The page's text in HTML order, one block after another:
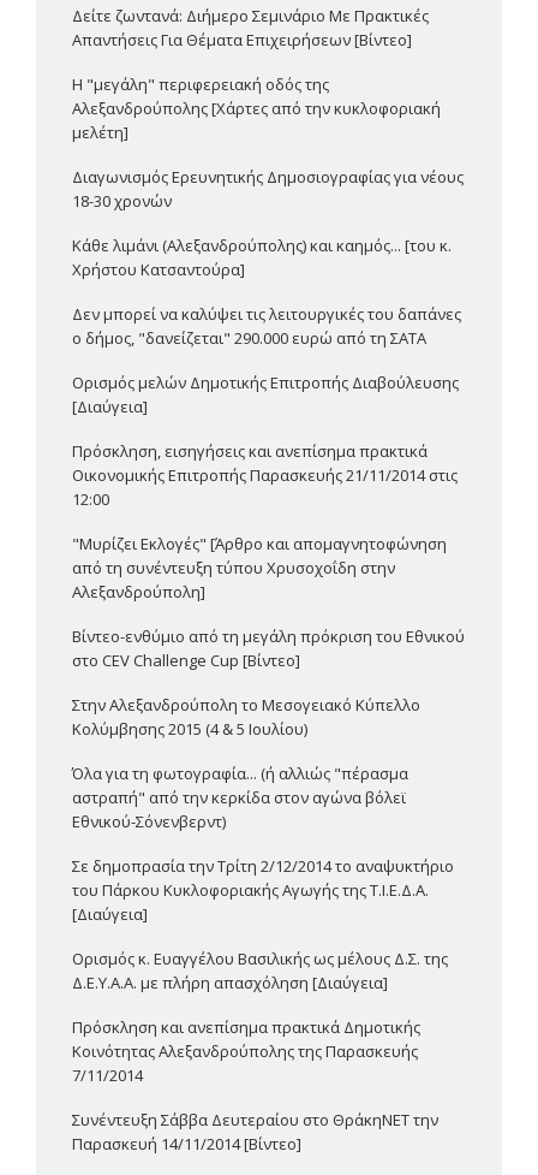
Δείτε ζωντανά: Διήμερο Σεμινάριο Με Πρακτικές
Απαντήσεις Για Θέματα Επιχειρήσεων [Βίντεο]
Η "μεγάλη" περιφερειακή οδός της
Αλεξανδρούπολης [Χάρτες από την κυκλοφοριακή
μελέτη]
Διαγωνισμός Ερευνητικής Δημοσιογραφίας για νέους
18-30 χρονών
Κάθε λιμάνι (Αλεξανδρούπολης) και καημός... [του κ.
Χρήστου Κατσαντούρα]
Δεν μπορεί να καλύψει τις λειτουργικές του δαπάνες
ο δήμος, "δανείζεται" 290.000 ευρώ από τη ΣΑΤΑ
Ορισμός μελών Δημοτικής Επιτροπής Διαβούλευσης
[Διαύγεια]
Πρόσκληση, εισηγήσεις και ανεπίσημα πρακτικά
Οικονομικής Επιτροπής Παρασκευής 21/11/2014 στις
12:00
"Μυρίζει Εκλογές" [Άρθρο και απομαγνητοφώνηση
από τη συνέντευξη τύπου Χρυσοχοΐδη στην
Αλεξανδρούπολη]
Βίντεο-ενθύμιο από τη μεγάλη πρόκριση του Εθνικού
στο CEV Challenge Cup [Βίντεο]
Στην Αλεξανδρούπολη το Μεσογειακό Κύπελλο
Κολύμβησης 2015 (4 & 5 Ιουλίου)
Όλα για τη φωτογραφία... (ή αλλιώς "πέρασμα
αστραπή" από την κερκίδα στον αγώνα βόλεϊ
Εθνικού-Σόνενβερντ)
Σε δημοπρασία την Τρίτη 2/12/2014 το αναψυκτήριο
του Πάρκου Κυκλοφοριακής Αγωγής της Τ.Ι.Ε.Δ.Α.
[Διαύγεια]
Ορισμός κ. Ευαγγέλου Βασιλικής ως μέλους Δ.Σ. της
Δ.Ε.Υ.Α.Α. με πλήρη απασχόληση [Διαύγεια]
Πρόσκληση και ανεπίσημα πρακτικά Δημοτικής
Κοινότητας Αλεξανδρούπολης της Παρασκευής
7/11/2014
Συνέντευξη Σάββα Δευτεραίου στο ΘράκηΝΕΤ την
Παρασκευή 14/11/2014 [Βίντεο]